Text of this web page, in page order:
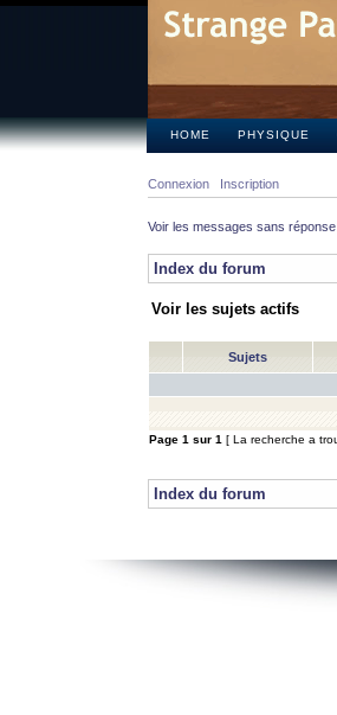
HOME PHYSIQUE
Connexion Inscription
Voir les messages sans réponse
Index du forum
Voir les sujets actifs
Sujets
Page 1 sur 1 [ La recherche a
Index du forum